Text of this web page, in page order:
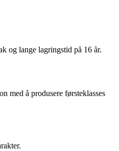
og lange lagringstid på 16 år.
med å produsere førsteklasses